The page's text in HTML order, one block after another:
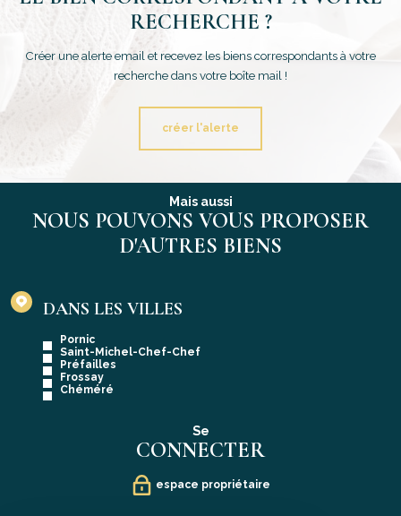
RECHERCHE ?
Créer une alerte email et recevez les biens correspondants à votre
recherche dans votre boîte mail !
créer l'alerte
Mais aussi
NOUS POUVONS VOUS PROPOSER
D'AUTRES BIENS
DANS LES VILLES
Pornic
Saint-Michel-Chef-Chef
Préfailles
Frossay
Chéméré
Se
CONNECTER
espace propriétaire